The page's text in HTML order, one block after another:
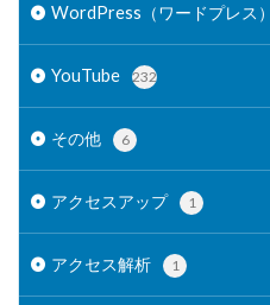
WordPress（ワードプレス）
YouTube 232
その他 6
アクセスアップ 1
アクセス解析 1